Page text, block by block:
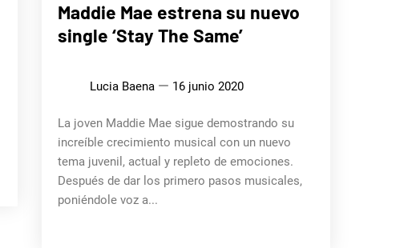
Maddie Mae estrena su nuevo
single ‘Stay The Same’
Lucia Baena 16 junio 2020
La joven Maddie Mae sigue demostrando su
increíble crecimiento musical con un nuevo
tema juvenil, actual y repleto de emociones.
Después de dar los primero pasos musicales,
poniéndole voz a...